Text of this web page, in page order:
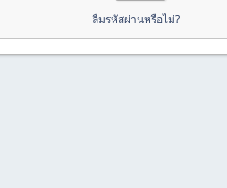
ลืมรหัสผ่านหรือไม่?